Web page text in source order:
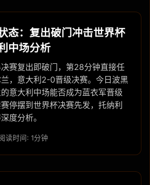
态：复出破门冲击世界杯
中场分析
赛复出即破门，第28分钟直接任
，意大利2-0晋级决赛。今日波黑
意大利中场能否成为蓝衣军晋级
停摆到世界杯决赛先发，托纳利
度分析。
读时间: 1分钟